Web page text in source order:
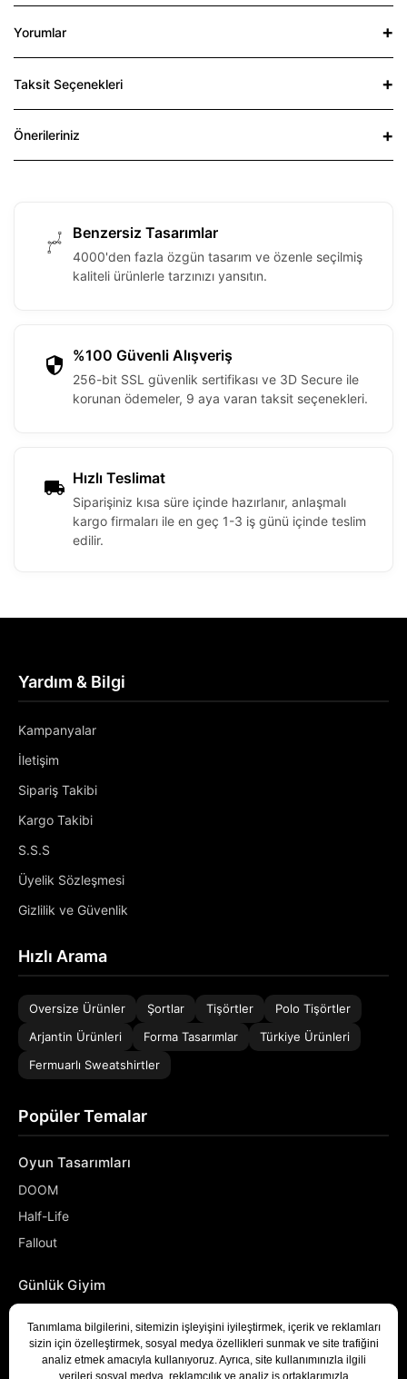
Yorumlar
Taksit Seçenekleri
Önerileriniz
Benzersiz Tasarımlar
4000'den fazla özgün tasarım ve özenle seçilmiş
kaliteli ürünlerle tarzınızı yansıtın.
%100 Güvenli Alışveriş
256-bit SSL güvenlik sertifikası ve 3D Secure ile
korunan ödemeler, 9 aya varan taksit seçenekleri.
Hızlı Teslimat
Siparişiniz kısa süre içinde hazırlanır, anlaşmalı
kargo firmaları ile en geç 1-3 iş günü içinde teslim
edilir.
Yardım & Bilgi
Kampanyalar
İletişim
Sipariş Takibi
Kargo Takibi
S.S.S
Üyelik Sözleşmesi
Gizlilik ve Güvenlik
Hızlı Arama
Oversize Ürünler Şortlar Tişörtler
Polo Tişörtler
Arjantin Ürünleri
Forma Tasarımlar
Türkiye Ürünleri
Fermuarlı Sweatshirtler
Popüler Temalar
Oyun Tasarımları
DOOM
Half-Life
Fallout
Günlük Giyim
Denizci
Developer